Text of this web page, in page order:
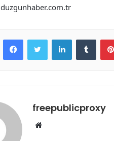
duzgunhaber.com.tr
FacebookTwitter LinkedIn
freepublicproxy
Web